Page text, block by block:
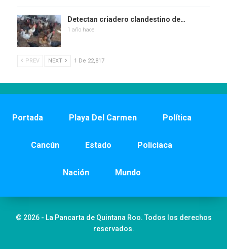
Detectan criadero clandestino de…
1 año hace
PREV NEXT 1 De 22,817
Portada Playa Del Carmen Política
Cancún Estado Policiaca
Nación Mundo
© 2026 - La Pancarta de Quintana Roo. Todos los derechos
reservados.